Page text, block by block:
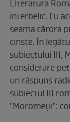
Literatura
interbelic. Cu
seama cărora
cinste. În
subiectului III,
considerare
un răspuns
subiectul III
"Moromeţii":